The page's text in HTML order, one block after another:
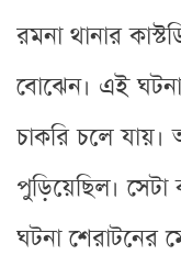
রমনা থানার
বোঝেন। এই
চাকরি চলে
পুড়িয়েছিল।
ঘটনা শেরাটনের